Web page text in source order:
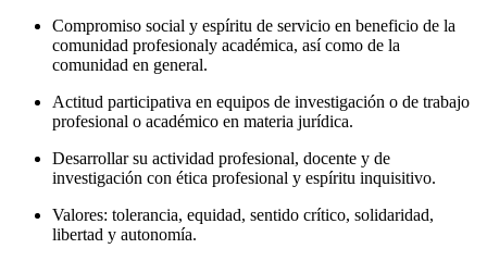
Compromiso social y espíritu de servicio en beneficio de la
comunidad profesionaly académica, así como de la
comunidad en general.
Actitud participativa en equipos de investigación o de trabajo
profesional o académico en materia jurídica.
Desarrollar su actividad profesional, docente y de
investigación con ética profesional y espíritu inquisitivo.
Valores: tolerancia, equidad, sentido crítico, solidaridad,
libertad y autonomía.